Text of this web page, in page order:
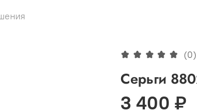
(0)
Серьги
3 400 ₽